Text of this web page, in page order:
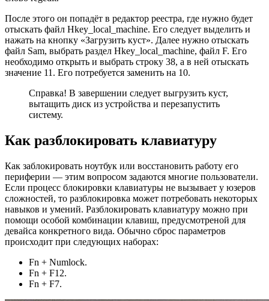
После этого он попадёт в редактор реестра, где нужно будет
отыскать файл Hkey_local_machine. Его следует выделить и
нажать на кнопку «Загрузить куст». Далее нужно отыскать
файл Sam, выбрать раздел Hkey_local_machine, файл F. Его
необходимо открыть и выбрать строку 38, а в ней отыскать
значение 11. Его потребуется заменить на 10.
Справка! В завершении следует выгрузить куст,
вытащить диск из устройства и перезапустить
систему.
Как разблокировать клавиатуру
Как заблокировать ноутбук или восстановить работу его
периферии — этим вопросом задаются многие пользователи.
Если процесс блокировки клавиатуры не вызывает у юзеров
сложностей, то разблокировка может потребовать некоторых
навыков и умений. Разблокировать клавиатуру можно при
помощи особой комбинации клавиш, предусмотреной для
девайса конкретного вида. Обычно сброс параметров
происходит при следующих наборах:
Fn + Numlock.
Fn + F12.
Fn + F7.